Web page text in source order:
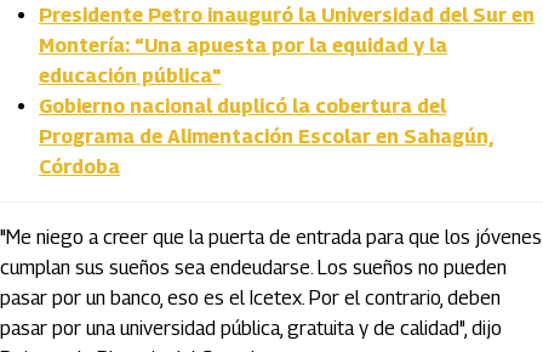
Presidente Petro inauguró la Universidad del Sur en
Montería: “Una apuesta por la equidad y la
educación pública"
Gobierno nacional duplicó la cobertura del
Programa de Alimentación Escolar en Sahagún,
Córdoba
"Me niego a creer que la puerta de entrada para que los jóvenes
cumplan sus sueños sea endeudarse. Los sueños no pueden
pasar por un banco, eso es el Icetex. Por el contrario, deben
pasar por una universidad pública, gratuita y de calidad", dijo